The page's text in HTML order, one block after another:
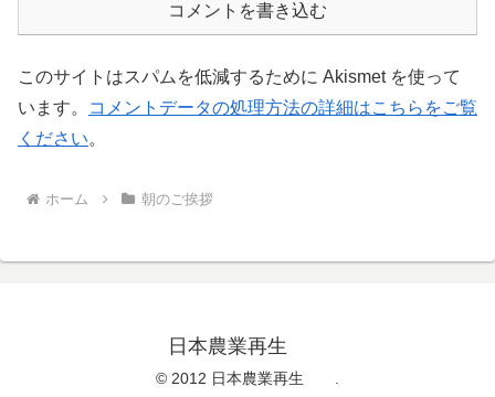
コメントを書き込む
このサイトはスパムを低減するために Akismet を使って
います。
コメントデータの処理方法の詳細はこちらをご覧
ください。
ホーム 朝のご挨拶
日本農業再生
© 2012 日本農業再生 .